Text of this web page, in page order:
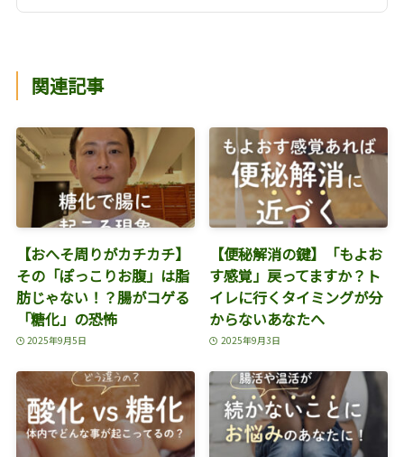
関連記事
【おへそ周りがカチカチ】
その「ぽっこりお腹」は脂
肪じゃない！？腸がコゲる
「糖化」の恐怖
2025年9月5日
【便秘解消の鍵】「もよお
す感覚」戻ってますか？ト
イレに行くタイミングが分
からないあなたへ
2025年9月3日